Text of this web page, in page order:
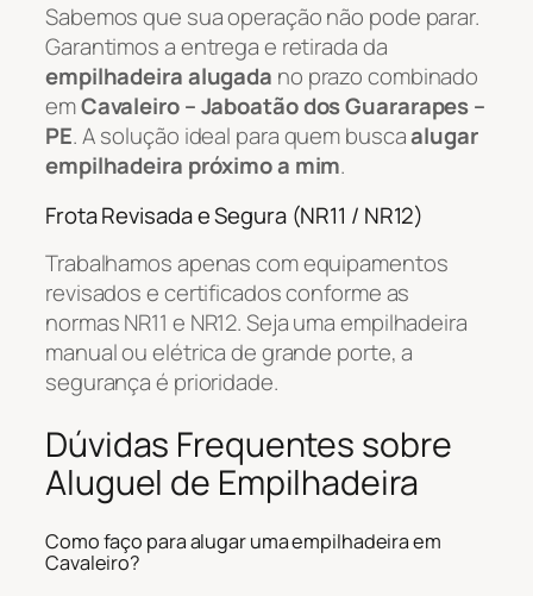
Sabemos que sua operação não pode parar.
Garantimos a entrega e retirada da
empilhadeira alugada no prazo combinado
emCavaleiro – Jaboatão dos Guararapes –
PE. A solução ideal para quem buscaalugar
empilhadeira próximo a mim.
Frota Revisada e Segura (NR11 / NR12)
Trabalhamos apenas com equipamentos
revisados e certificados conforme as
normas NR11 e NR12. Seja uma empilhadeira
manual ou elétrica de grande porte, a
segurança é prioridade.
Dúvidas Frequentes sobre
Aluguel de Empilhadeira
Como faço para alugar uma empilhadeira em
Cavaleiro?